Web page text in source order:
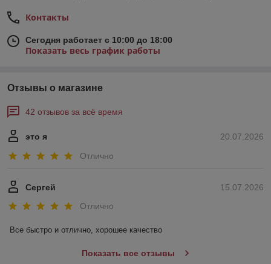
Контакты
Сегодня работает с 10:00 до 18:00
Показать весь график работы
Отзывы о магазине
42 отзывов за всё время
20.07.2026
это я
Отлично
15.07.2026
Сергей
Отлично
Все быстро и отлично, хорошее качество
Показать все отзывы